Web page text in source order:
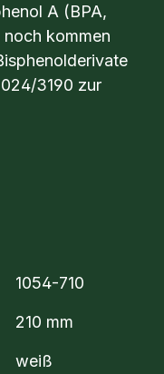
A (BPA,
kommen
3190 zur
1054-710
210 mm
weiß